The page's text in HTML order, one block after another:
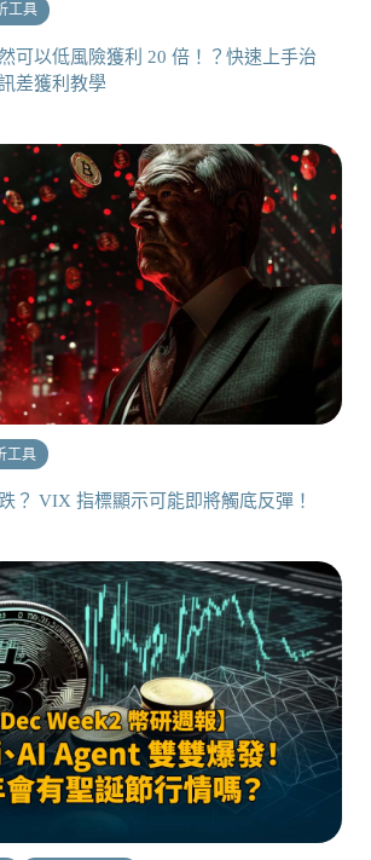
工具
可以低風險獲利 20 倍！？快速上手治
差獲利教學
工具
？ VIX 指標顯示可能即將觸底反彈！